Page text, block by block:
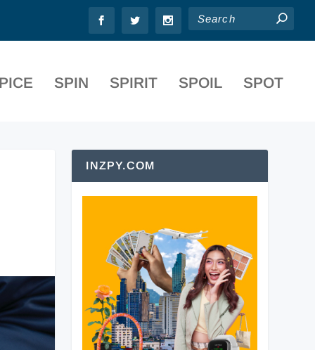
SPIN SPIRIT SPOIL SPOT
INZPY.COM